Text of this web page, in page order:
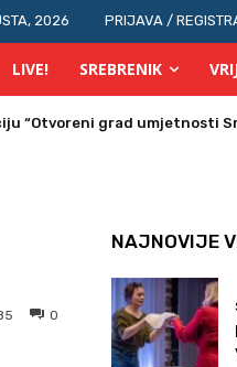
2026 PRIJAVA /
LIVE! SREBRENIK
“Otvoreni grad umjetnosti
0
NAJNOVIJE